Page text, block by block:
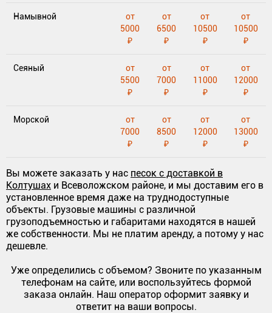
Намывной
от
5000
₽
от
6500
₽
от
10500
₽
от
10500
₽
Сеяный
от
5500
₽
от
7000
₽
от
11000
₽
от
12000
₽
Морской
от
7000
₽
от
8500
₽
от
12000
₽
от
13000
₽
Вы можете заказать у нас песок с доставкой в
Колтушах и Всеволожском районе, и мы доставим его в
установленное время даже на труднодоступные
объекты. Грузовые машины с различной
грузоподъемностью и габаритами находятся в нашей
же собственности. Мы не платим аренду, а потому у нас
дешевле.
Уже определились с объемом? Звоните по указанным
телефонам на сайте, или воспользуйтесь формой
заказа онлайн. Наш оператор оформит заявку и
ответит на ваши вопросы.